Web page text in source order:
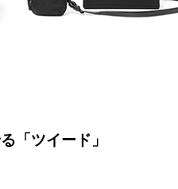
「ツイード」